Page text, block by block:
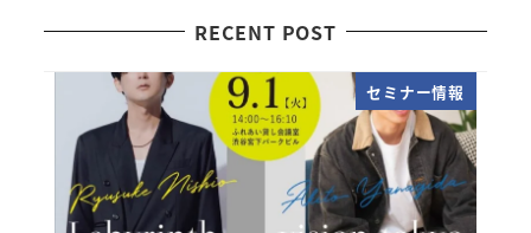
RECENT POST
セミナー情報